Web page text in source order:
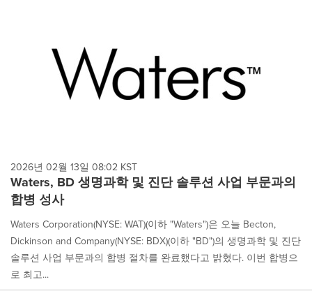
2026년 02월 13일 08:02 KST
Waters, BD 생명과학 및 진단 솔루션 사업 부문과의
합병 성사
Waters Corporation(NYSE: WAT)(이하 "Waters")은 오늘 Becton,
Dickinson and Company(NYSE: BDX)(이하 "BD")의 생명과학 및 진단
솔루션 사업 부문과의 합병 절차를 완료했다고 밝혔다. 이번 합병으
로 최고...